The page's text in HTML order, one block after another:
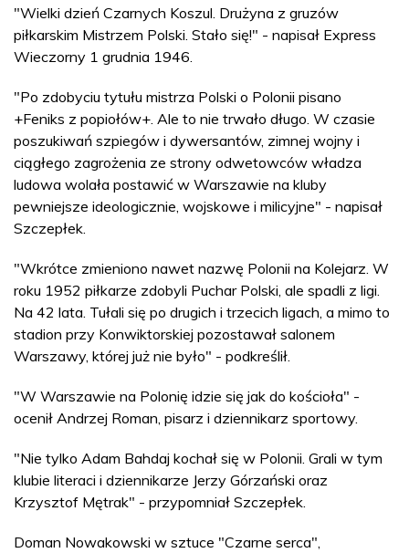
"Wielki dzień Czarnych Koszul. Drużyna z gruzów
piłkarskim Mistrzem Polski. Stało się!" - napisał Express
Wieczorny 1 grudnia 1946.
"Po zdobyciu tytułu mistrza Polski o Polonii pisano
+Feniks z popiołów+. Ale to nie trwało długo. W czasie
poszukiwań szpiegów i dywersantów, zimnej wojny i
ciągłego zagrożenia ze strony odwetowców władza
ludowa wolała postawić w Warszawie na kluby
pewniejsze ideologicznie, wojskowe i milicyjne" - napisał
Szczepłek.
"Wkrótce zmieniono nawet nazwę Polonii na Kolejarz. W
roku 1952 piłkarze zdobyli Puchar Polski, ale spadli z ligi.
Na 42 lata. Tułali się po drugich i trzecich ligach, a mimo to
stadion przy Konwiktorskiej pozostawał salonem
Warszawy, której już nie było" - podkreślił.
"W Warszawie na Polonię idzie się jak do kościoła" -
ocenił Andrzej Roman, pisarz i dziennikarz sportowy.
"Nie tylko Adam Bahdaj kochał się w Polonii. Grali w tym
klubie literaci i dziennikarze Jerzy Górzański oraz
Krzysztof Mętrak" - przypomniał Szczepłek.
Doman Nowakowski w sztuce "Czarne serca",